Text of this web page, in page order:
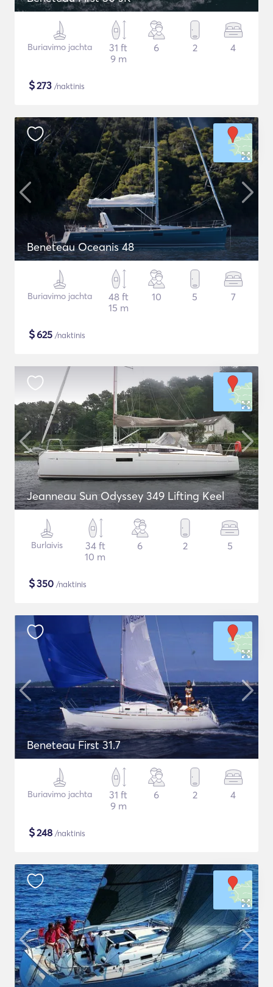
Buriavimo jachta
31 ft
9 m
6 2 4
$273 /naktinis
Beneteau Oceanis 48
Buriavimo jachta
48 ft
15 m
10 5 7
$625 /naktinis
Jeanneau Sun Odyssey 349 Lifting Keel
Burlaivis
34 ft
10 m
6 2 5
$350 /naktinis
Beneteau First 31.7
Buriavimo jachta
31 ft
9 m
6 2 4
$248 /naktinis